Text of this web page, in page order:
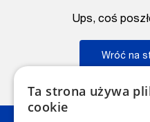
Ups, coś
Wróć na
Ta strona używa
cookie